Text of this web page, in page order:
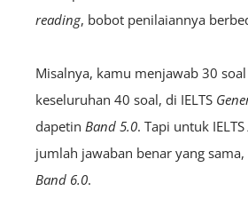
reading, bobot penilaiannya
Misalnya, kamu menjawab 30
keseluruhan 40 soal, di IELTS
dapetin Band 5.0. Tapi untuk IELTS
jumlah jawaban benar yang
Band 6.0.